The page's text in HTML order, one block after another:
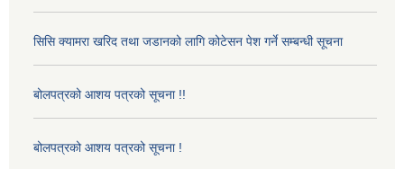
सिसि क्यामरा खरिद तथा जडानको लागि कोटेसन पेश गर्ने सम्बन्धी सूचना
बोलपत्रको आशय पत्रको सूचना !!
बोलपत्रको आशय पत्रको सूचना !